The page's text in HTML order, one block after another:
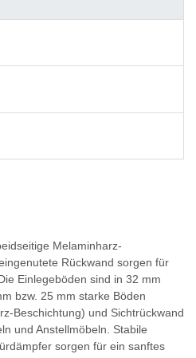
Melaminharz-
Rückwand sorgen für
Einlegeböden sind in 32 mm
bzw. 25 mm starke Böden
Beschichtung) und Sichtrückwand
und Anstellmöbeln. Stabile
sorgen für ein sanftes